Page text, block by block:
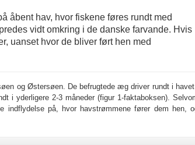
åbent hav, hvor fiskene føres rundt med
vidt omkring i de danske farvande. Hvis
uanset hvor de bliver ført hen med
og Østersøen. De befrugtede æg driver rundt i
i yderligere 2-3 måneder (figur 1-faktaboksen).
på, hvor havstrømmene fører dem hen,